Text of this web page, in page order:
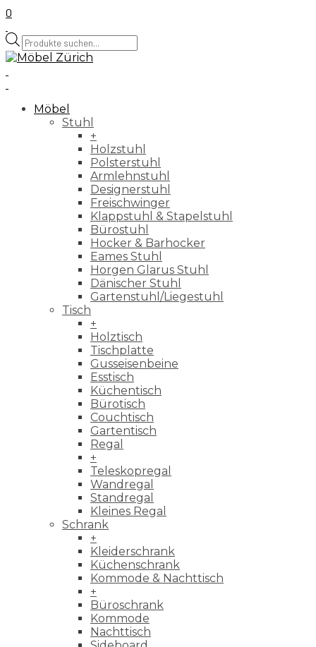
0
Products
search
Möbel
Stuhl
+
Holzstuhl
Polsterstuhl
Armlehnstuhl
Designerstuhl
Freischwinger
Klappstuhl & Stapelstuhl
Bürostuhl
Hocker & Barhocker
Eames Stuhl
Horgen Glarus Stuhl
Dänischer Stuhl
Gartenstuhl/Liegestuhl
Tisch
+
Holztisch
Tischplatte
Gusseisenbeine
Esstisch
Küchentisch
Bürotisch
Couchtisch
Gartentisch
Regal
+
Teleskopregal
Wandregal
Standregal
Kleines Regal
Schrank
+
Kleiderschrank
Küchenschrank
Kommode & Nachttisch
+
Büroschrank
Kommode
Nachttisch